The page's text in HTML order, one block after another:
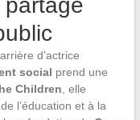
d’actrice
social prend une
Children , elle
l’éducation et à la